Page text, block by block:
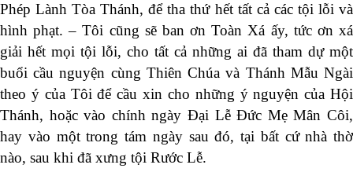
Phép Lành Tòa Thánh, để tha thứ hết tất cả các tội lỗi và
hình phạt. – Tôi cũng sẽ ban ơn Toàn Xá ấy, tức ơn xá
giải hết mọi tội lỗi, cho tất cả những ai đã tham dự một
buổi cầu nguyện cùng Thiên Chúa và Thánh Mẫu Ngài
theo ý của Tôi để cầu xin cho những ý nguyện của Hội
Thánh, hoặc vào chính ngày Đại Lễ Đức Mẹ Mân Côi,
hay vào một trong tám ngày sau đó, tại bất cứ nhà thờ
nào, sau khi đã xưng tội Rước Lễ.